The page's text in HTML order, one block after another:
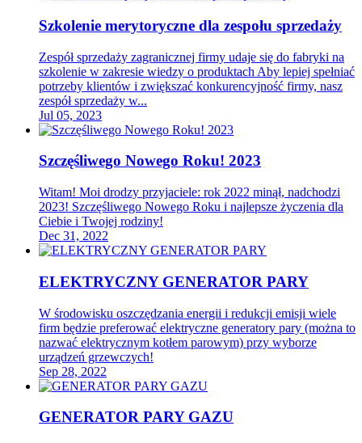
Szkolenie merytoryczne dla zespołu sprzedaży
Zespół sprzedaży zagranicznej firmy udaje się do fabryki na
szkolenie w zakresie wiedzy o produktach Aby lepiej spełniać
potrzeby klientów i zwiększać konkurencyjność firmy, nasz
zespół sprzedaży w...
Jul 05, 2023
Szczęśliwego Nowego Roku! 2023
Witam! Moi drodzy przyjaciele: rok 2022 minął, nadchodzi
2023! Szczęśliwego Nowego Roku i najlepsze życzenia dla
Ciebie i Twojej rodziny!
Dec 31, 2022
ELEKTRYCZNY GENERATOR PARY
W środowisku oszczędzania energii i redukcji emisji wiele
firm będzie preferować elektryczne generatory pary (można to
nazwać elektrycznym kotłem parowym) przy wyborze
urządzeń grzewczych!
Sep 28, 2022
GENERATOR PARY GAZU